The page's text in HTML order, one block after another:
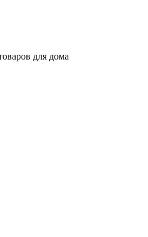
для дома